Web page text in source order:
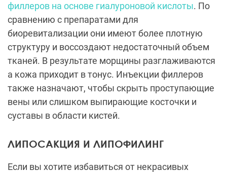
филлеров на основе гиалуроновой кислоты. По
сравнению с препаратами для
биоревитализации они имеют более плотную
структуру и воссоздают недостаточный объем
тканей. В результате морщины разглаживаются
а кожа приходит в тонус. Инъекции филлеров
также назначают, чтобы скрыть проступающие
вены или слишком выпирающие косточки и
суставы в области кистей.
ЛИПОСАКЦИЯ И ЛИПОФИЛИНГ
Если вы хотите избавиться от некрасивых